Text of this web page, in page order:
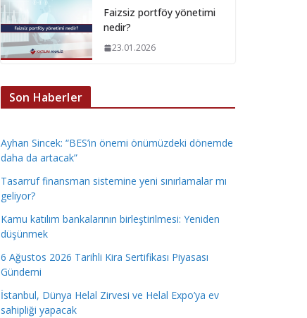
Faizsiz portföy yönetimi
nedir?
23.01.2026
Son Haberler
Ayhan Sincek: “BES’in önemi önümüzdeki dönemde
daha da artacak”
Tasarruf finansman sistemine yeni sınırlamalar mı
geliyor?
Kamu katılım bankalarının birleştirilmesi: Yeniden
düşünmek
6 Ağustos 2026 Tarihli Kira Sertifikası Piyasası
Gündemi
İstanbul, Dünya Helal Zirvesi ve Helal Expo’ya ev
sahipliği yapacak